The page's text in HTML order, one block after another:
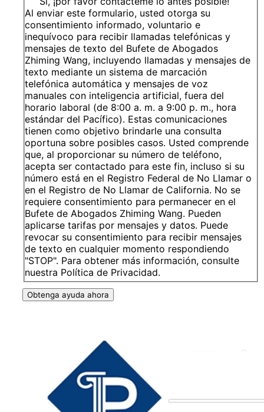
Al enviar este formulario, usted otorga su
consentimiento informado, voluntario e
inequívoco para recibir llamadas telefónicas y
mensajes de texto del Bufete de Abogados
Zhiming Wang, incluyendo llamadas y mensajes de
texto mediante un sistema de marcación
telefónica automática y mensajes de voz
manuales con inteligencia artificial, fuera del
horario laboral (de 8:00 a. m. a 9:00 p. m., hora
estándar del Pacífico). Estas comunicaciones
tienen como objetivo brindarle una consulta
oportuna sobre posibles casos. Usted comprende
que, al proporcionar su número de teléfono,
acepta ser contactado para este fin, incluso si su
número está en el Registro Federal de No Llamar o
en el Registro de No Llamar de California. No se
requiere consentimiento para permanecer en el
Bufete de Abogados Zhiming Wang. Pueden
aplicarse tarifas por mensajes y datos. Puede
revocar su consentimiento para recibir mensajes
de texto en cualquier momento respondiendo
"STOP". Para obtener más información, consulte
nuestra Política de Privacidad.
Obtenga ayuda ahora